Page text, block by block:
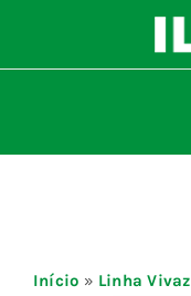
o
Início » Linha Vivaz